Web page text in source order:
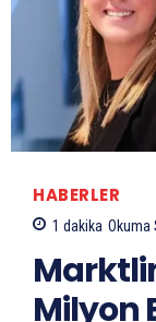
HABERLER
1 dakika Okuma
Milyon